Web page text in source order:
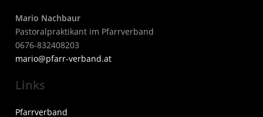
Mario Nachbaur
Pastoralpraktikant im Pfarrverband
0676-832408203
mario@pfarr-verband.at
Links
Pfarrverband